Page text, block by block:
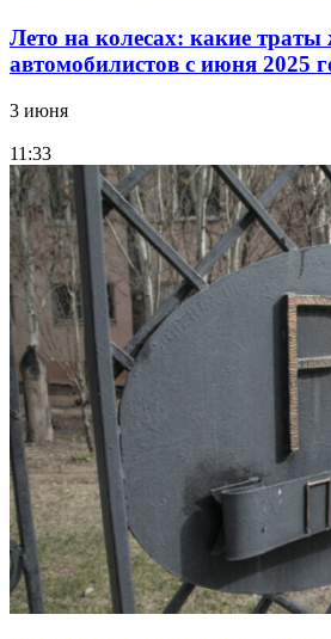
Лето на колесах: какие траты
автомобилистов с июня 2025
3 июня
11:33